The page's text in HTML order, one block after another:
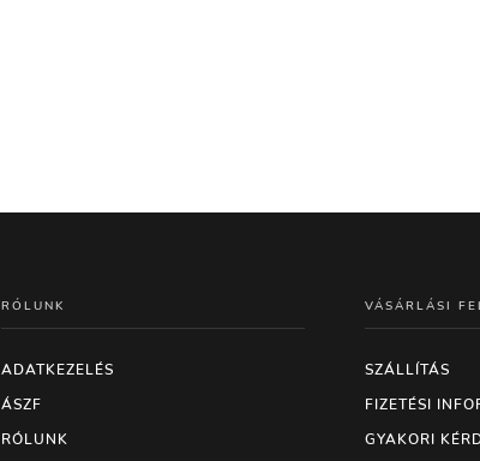
RÓLUNK
ADATKEZELÉS
ÁSZF
RÓLUNK
VÁSÁRLÁSI
SZÁLLÍTÁS
FIZETÉSI
GYAKORI